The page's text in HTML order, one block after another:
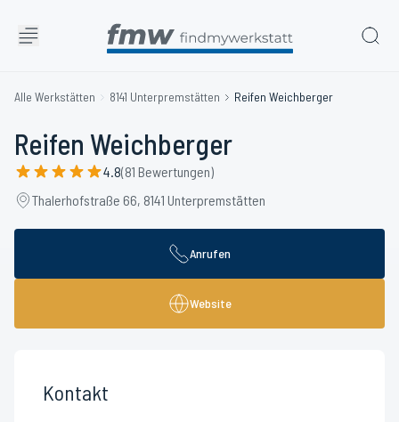
Alle Werkstätten 8141 Unterpremstätten Reifen Weichberger
Reifen Weichberger
4.8(81 Bewertungen)
Thalerhofstraße 66, 8141 Unterpremstätten
Anrufen
Website
Kontakt